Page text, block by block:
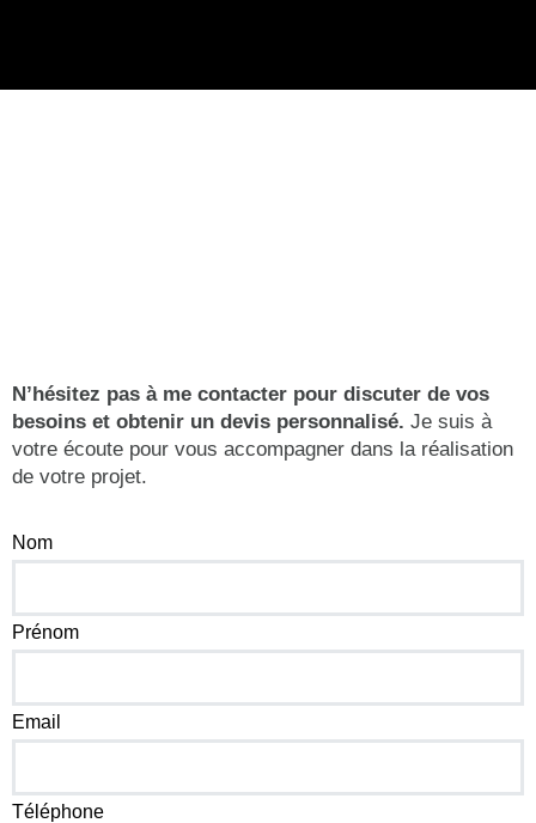
N’hésitez pas à me contacter pour discuter de vos
besoins et obtenir un devis personnalisé. Je suis à
votre écoute pour vous accompagner dans la réalisation
de votre projet.
Nom
Prénom
Email
Téléphone